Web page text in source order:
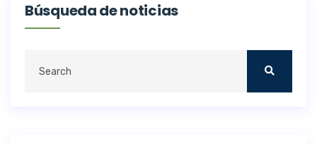
Búsqueda de noticias